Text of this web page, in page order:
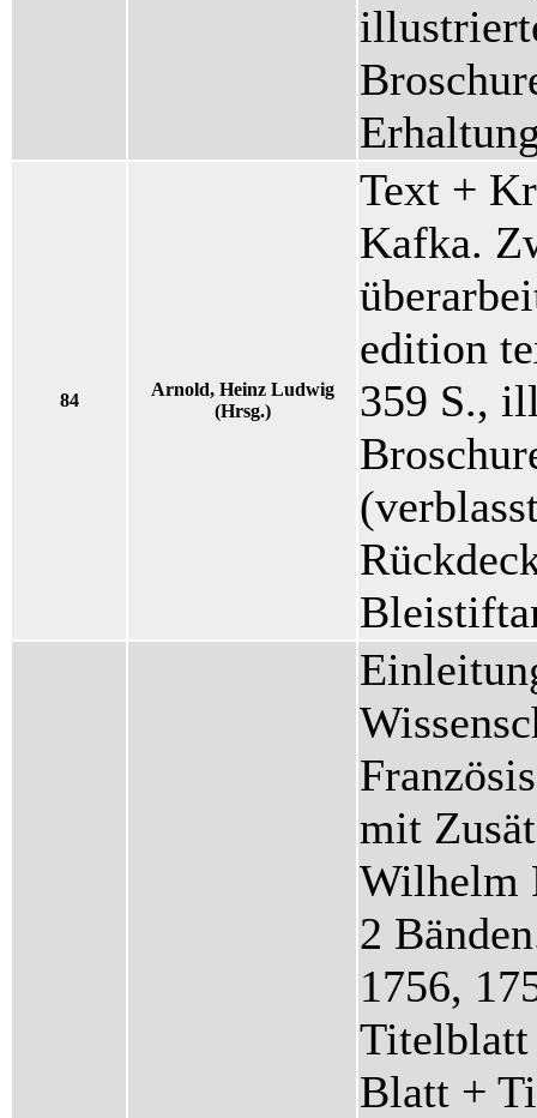
84
Arnold, Heinz Ludwig
(Hrsg.)
Text +
Kafka.
edition
359 S.,
mit
Wilhelm
2
1756,
Titelblatt
Blatt +